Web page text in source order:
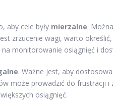
aby cele były mierzalne.
zrzucenie wagi, warto
monitorowanie osiągnięć i
. Ważne jest, aby
może prowadzić do frustracji
osiągnięć.